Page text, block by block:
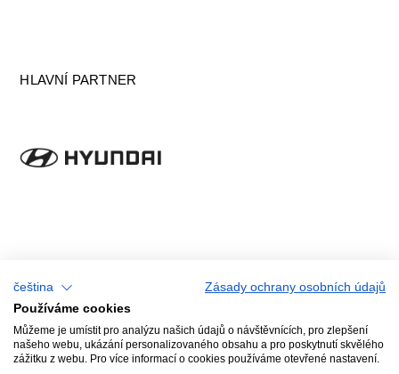
HLAVNÍ PARTNER
čeština
Zásady ochrany osobních údajů
Používáme cookies
Můžeme je umístit pro analýzu našich údajů o návštěvnících, pro zlepšení
našeho webu, ukázání personalizovaného obsahu a pro poskytnutí skvělého
zážitku z webu. Pro více informací o cookies používáme otevřené nastavení.